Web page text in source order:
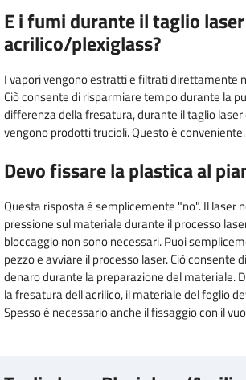
E i fumi durante il taglio laser
acrilico/plexiglass?
I vapori vengono estratti e filtrati direttamente
Ciò consente di risparmiare tempo durante la
differenza della fresatura, durante il taglio laser
vengono prodotti trucioli. Questo è conveniente.
Devo fissare la plastica al
Questa risposta è semplicemente "no". Il laser
pressione sul materiale durante il processo
bloccaggio non sono necessari. Puoi
pezzo e avviare il processo laser. Ciò consente
denaro durante la preparazione del materiale.
la fresatura dell'acrilico, il materiale del foglio
Spesso è necessario anche il fissaggio con il